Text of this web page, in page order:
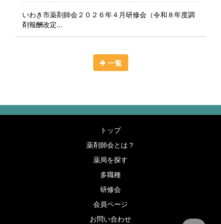
いわき市薬剤師会２０２６年４月研修会（令和８年度調
剤報酬改定...
一覧
トップ
薬剤師会とは？
薬局を探す
多職種
研修会
会員ページ
お問い合わせ